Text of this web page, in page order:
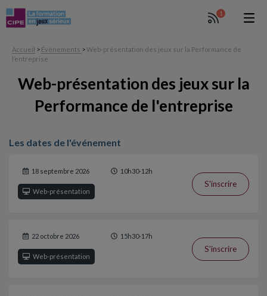
1
Accueil > Événements >Web-présentation des jeux sur la Performance de
l’entreprise
Web-présentation des jeux sur la
Performance de l'entreprise
Les dates de l'événement
18 septembre 2026 10h30-12h
Web-présentation
S'inscrire
22 octobre 2026 15h30-17h
Web-présentation
S'inscrire